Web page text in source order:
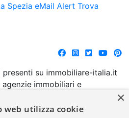
Spezia eMail Alert Trova
presenti su immobiliare-italia.it
immobiliari e
o l'avallo da parte di
×
web utilizza cookie